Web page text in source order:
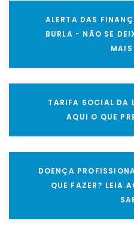
ALERTA DAS
BURLA - NÃO SE
TARIFA SOCIAL DA
AQUI O QUE
DOENÇA
QUE FAZER? LEIA